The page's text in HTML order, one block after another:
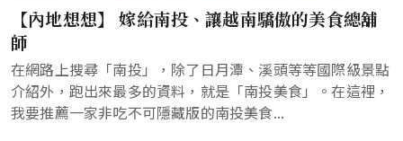
【內地想想】 嫁給南投、讓越南驕傲的美食總舖
師
在網路上搜尋「南投」，除了日月潭、溪頭等等國際級景點
介紹外，跑出來最多的資料，就是「南投美食」。在這裡，
我要推薦一家非吃不可隱藏版的南投美食...